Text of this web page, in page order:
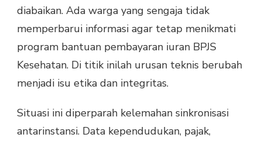
diabaikan. Ada warga yang sengaja tidak
memperbarui informasi agar tetap menikmati
program bantuan pembayaran iuran BPJS
Kesehatan. Di titik inilah urusan teknis berubah
menjadi isu etika dan integritas.
Situasi ini diperparah kelemahan sinkronisasi
antarinstansi. Data kependudukan, pajak,